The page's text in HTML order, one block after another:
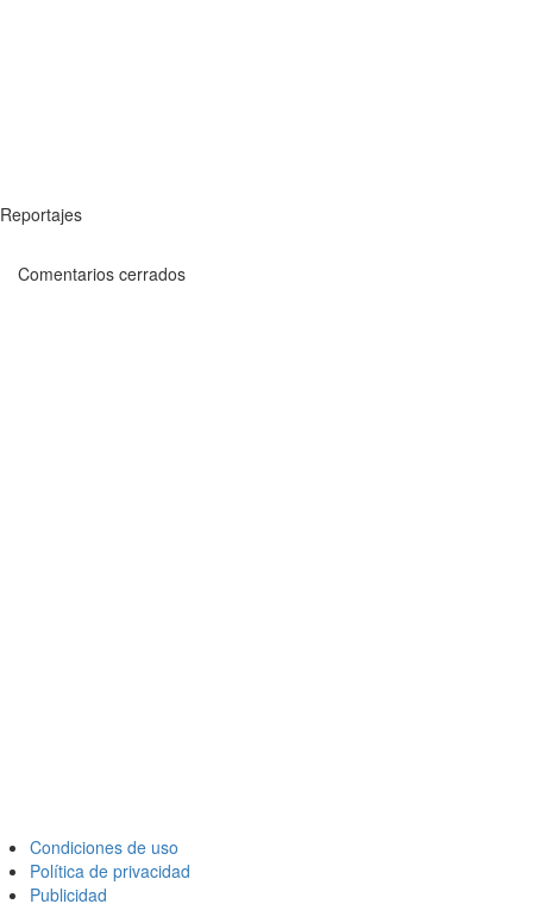
Reportajes
Comentarios cerrados
Condiciones de uso
Política de privacidad
Publicidad